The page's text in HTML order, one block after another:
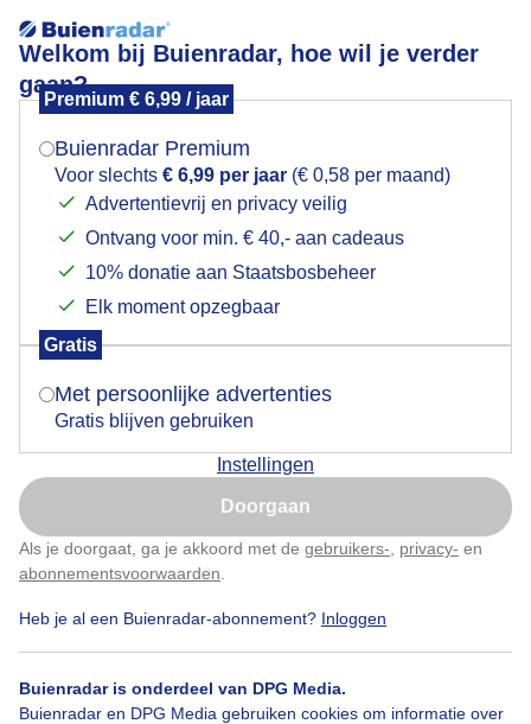
Welkom bij Buienradar, hoe wil je verder
gaan?
Premium € 6,99 / jaar
Buienradar Premium
Voor slechts € 6,99 per jaar (€ 0,58 per maand)
Advertentievrij en privacy veilig
Ontvang voor min. € 40,- aan cadeaus
10% donatie aan Staatsbosbeheer
Elk moment opzegbaar
Gratis
Met persoonlijke advertenties
Gratis blijven gebruiken
Instellingen
Doorgaan
Als je doorgaat, ga je akkoord met de gebruikers- privacy- en
abonnementsvoorwaarden
Heb je al een Buienradar-abonnement? Inloggen
Buienradar is onderdeel van DPG Media.
Buienradar en DPG Media gebruiken cookies om informatie over
Mooie zonnige ideale dag voor paragliders
Door: ria brasser
Thermiek
Mogen we je locatie gebruiken voor het
Indien je hier nog geen akkoord op hebt gegeven,
verschijnt er zo een pop-up uit je browser waarin
Is goed, toon de popup
Nu niet, misschien later
Klik hierom dit aan te passen